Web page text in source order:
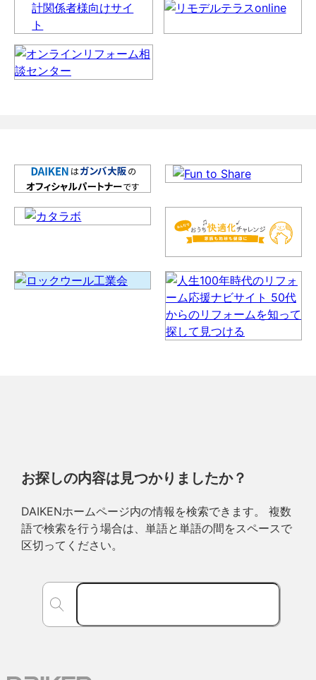
お探しの内容は見つかりましたか？
DAIKENホームページ内の情報を検索できます。 複数
語で検索を行う場合は、単語と単語の間をスペースで
区切ってください。